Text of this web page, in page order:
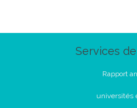
Services
Rapport
universités